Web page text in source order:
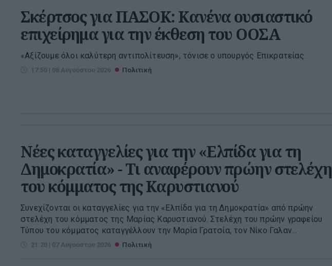
Σκέρτσος για ΠΑΣΟΚ: Κανένα ουσιαστικό
επιχείρημα για την έκθεση του ΟΟΣΑ
«Αξίζουμε όλοι καλύτερη αντιπολίτευση», τόνισε ο υπουργός Επικρατείας.
17:50 | 08 Αυγούστου 2026 Πολιτική
Νέες καταγγελίες για την «Ελπίδα για τη
Δημοκρατία» - Τι αναφέρουν πρώην στελέχη
του κόμματος της Καρυστιανού
Συνεχίζονται οι καταγγελίες για την «Ελπίδα για τη Δημοκρατία» από πρώην
στελέχη του κόμματος της Μαρίας Καρυστιανού. Στελέχη του πρώην γραφείου
Τύπου του κόμματος καταγγέλλουν την Μαρία Γρατσία, τον Νίκο Γαλαν...
21:20 | 07 Αυγούστου 2026 Πολιτική